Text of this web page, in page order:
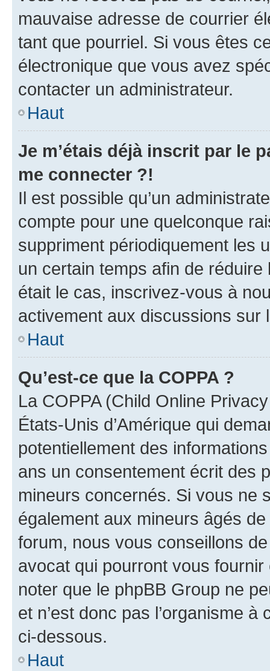
mauvaise adresse de courrier
tant que pourriel. Si vous êtes
électronique que vous avez
contacter un administrateur.
Haut
Je m’étais déjà inscrit par le
me connecter ?!
Il est possible qu’un
compte pour une quelconque
suppriment périodiquement les
un certain temps afin de
était le cas, inscrivez-vous à
activement aux discussions sur
Haut
Qu’est-ce que la COPPA ?
La COPPA (Child Online
États-Unis d’Amérique qui
potentiellement des
ans un consentement écrit des
mineurs concernés. Si vous ne
également aux mineurs âgés
forum, nous vous conseillons
avocat qui pourront vous
noter que le phpBB Group ne
et n’est donc pas l’organisme
ci-dessous.
Haut